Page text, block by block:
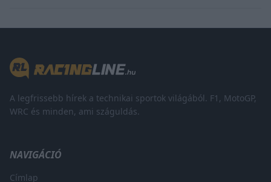
A legfrissebb hírek a technikai sportok világából. F1, MotoGP,
WRC és minden, ami száguldás.
NAVIGÁCIÓ
Címlap